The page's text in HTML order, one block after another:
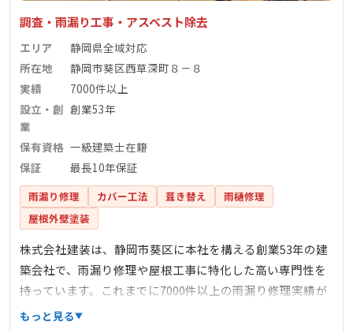
調査・雨漏り工事・アスベスト除去
エリア
静岡県全域対応
所在地
静岡市葵区西草深町８－８
実績
7000件以上
設立・創
業
創業53年
保有資格 一級建築士在籍
保証
最長10年保証
雨漏り修理 カバー工法 葺き替え
雨樋修理
屋根外壁塗装
株式会社建装は、静岡市葵区に本社を構える創業53年の建
築会社で、雨漏り修理や屋根工事に特化した高い専門性を
持っています。これまでに7000件以上の雨漏り修理実績が
あり、一級建築士や防水施工技能士、雨漏り診断士などの
もっと見る